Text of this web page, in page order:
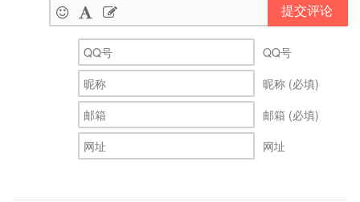
提交评论
QQ号
昵称 (必填)
邮箱 (必填)
网址